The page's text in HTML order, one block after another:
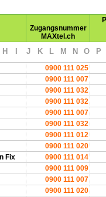
Zugangsnummer
MAXtel.ch
H J K L M N O P
0900 111 025
0900 111 007
0900 111 032
0900 111 032
0900 111 007
0900 111 032
0900 111 012
0900 111 020
Fix
0900 111 014
0900 111 009
0900 111 007
0900 111 020